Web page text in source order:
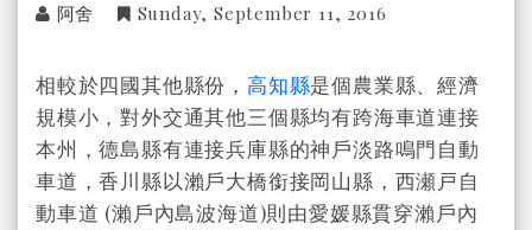
阿舍 Sunday, September 11, 2016
相較於四國其他縣份，高知縣是個農業縣、經濟
規模小，對外交通其他三個縣均有跨海車道連接
本州，德島縣有連接兵庫縣的神戶淡路鳴門自動
車道，香川縣以瀨戶大橋銜接岡山縣，西瀬戸自
動車道 (瀨戶內島波海道)則由愛媛縣貫穿瀨戶內